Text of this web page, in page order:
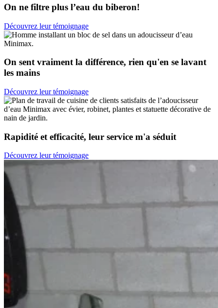
On ne filtre plus l’eau du biberon!
Découvrez leur témoignage
On sent vraiment la différence, rien qu'en se lavant
les mains
Découvrez leur témoignage
Rapidité et efficacité, leur service m'a séduit
Découvrez leur témoignage